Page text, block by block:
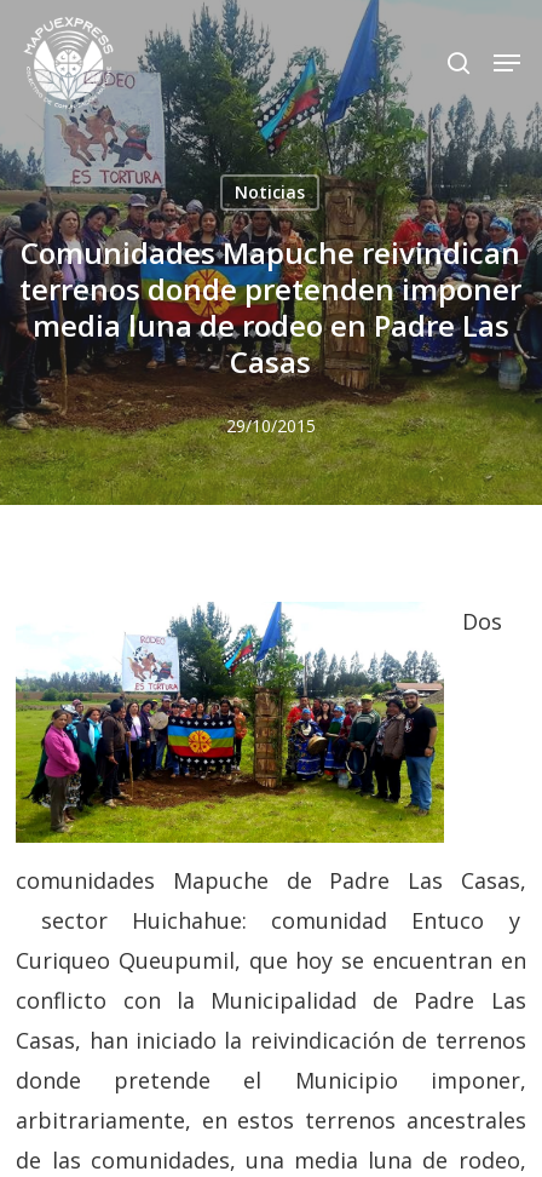
main
content
search
Noticias
Comunidades Mapuche reivindican
terrenos donde pretenden imponer
media luna de rodeo en Padre Las
Casas
29/10/2015
Dos
comunidades Mapuche de Padre Las Casas,
sector Huichahue: comunidad Entuco y
Curiqueo Queupumil, que hoy se encuentran en
conflicto con la Municipalidad de Padre Las
Casas, han iniciado la reivindicación de terrenos
donde pretende el Municipio imponer,
arbitrariamente, en estos terrenos ancestrales
de las comunidades, una media luna de rodeo,
Close
Menu